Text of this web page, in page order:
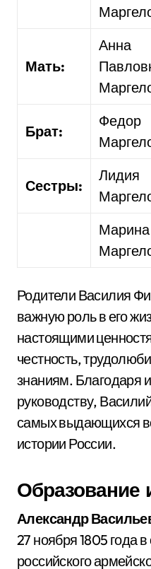
Мать:
Анна
Брат:
Федор
Сестры:
Лидия
Марина
Родители Василия
важную роль в его
настоящими
честность,
знаниям. Благодаря
руководству,
самых выдающихся
истории России.
Образование
Александр
27 ноября 1805 года
российского